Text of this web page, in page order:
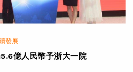
發展
億人民幣予浙大一院